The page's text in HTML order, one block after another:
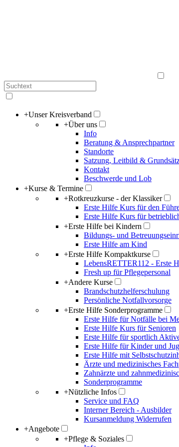
+Unser Kreisverband
+Über uns
Info
Beratung & Ansprechpartner
Standorte
Satzung, Leitbild &
Kontakt
Beschwerde und Lob
+Kurse & Termine
+Rotkreuzkurse - der Klassiker
Erste Hilfe Kurs für den
Erste Hilfe Kurs für
+Erste Hilfe bei Kindern
Bildungs- und
Erste Hilfe am Kind
+Erste Hilfe Kompaktkurse
LebensRETTER112 - Erste
Fresh up für Pflegepersonal
+Andere Kurse
Brandschutzhelferschulung
Persönliche Notfallvorsorge
+Erste Hilfe Sonderprogramme
Erste Hilfe für Notfälle bei
Erste Hilfe Kurs für Senioren
Erste Hilfe für sportlich
Erste Hilfe für Kinder und
Erste Hilfe mit
Ärzte und medizinisches
Zahnärzte und
Sonderprogramme
+Nützliche Infos
Service und FAQ
Interner Bereich - Ausbilder
Kursanmeldung Widerrufen
+Angebote
+Pflege & Soziales